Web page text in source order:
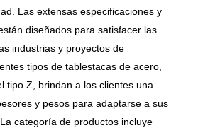
Las extensas especificaciones y
diseñados para satisfacer las
industrias y proyectos de
tipos de tablestacas de acero,
tipo Z, brindan a los clientes una
y pesos para adaptarse a sus
categoría de productos incluye